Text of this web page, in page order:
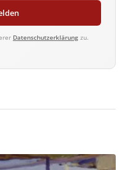
Datenschutzerklärung zu.